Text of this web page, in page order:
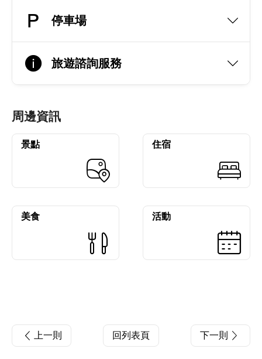
停車場
旅遊諮詢服務
周邊資訊
景點 住宿
美食 活動
上一則 回列表頁 下一則